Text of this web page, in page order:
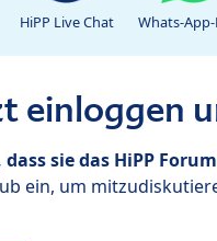
HiPP Live Chat Whats-
einloggen
dass sie das HiPP
ein, um